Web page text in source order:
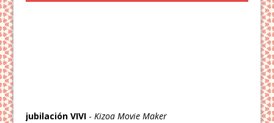
jubilación VIVI -Kizoa Movie Maker